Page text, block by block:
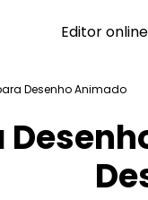
Editor online
Desenho Animado